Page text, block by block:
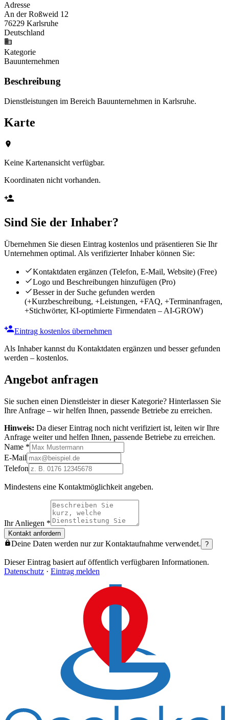
Adresse
An der Roßweid 12
76229 Karlsruhe
Deutschland
Kategorie
Bauunternehmen
Beschreibung
Dienstleistungen im Bereich Bauunternehmen in Karlsruhe.
Karte
Keine Kartenansicht verfügbar.
Koordinaten nicht vorhanden.
Sind Sie der Inhaber?
Übernehmen Sie diesen Eintrag kostenlos und präsentieren Sie Ihr
Unternehmen optimal. Als verifizierter Inhaber können Sie:
Kontaktdaten ergänzen (Telefon, E-Mail, Website) (Free)
Logo und Beschreibungen hinzufügen (Pro)
Besser in der Suche gefunden werden
(+Kurzbeschreibung, +Leistungen, +FAQ, +Terminanfragen,
+Stichwörter, KI-optimierte Firmendaten – AI-GROW)
Eintrag kostenlos übernehmen
Als Inhaber kannst du Kontaktdaten ergänzen und besser gefunden
werden – kostenlos.
Angebot anfragen
Sie suchen einen Dienstleister in dieser Kategorie? Hinterlassen Sie
Ihre Anfrage – wir helfen Ihnen, passende Betriebe zu erreichen.
Hinweis: Da dieser Eintrag noch nicht verifiziert ist, leiten wir Ihre
Anfrage weiter und helfen Ihnen, passende Betriebe zu erreichen.
Name *
E-Mail
Telefon
Mindestens eine Kontaktmöglichkeit angeben.
Ihr Anliegen *
Kontakt anfordern
Deine Daten werden nur zur Kontaktaufnahme verwendet. ?
Dieser Eintrag basiert auf öffentlich verfügbaren Informationen.
Datenschutz · Eintrag melden